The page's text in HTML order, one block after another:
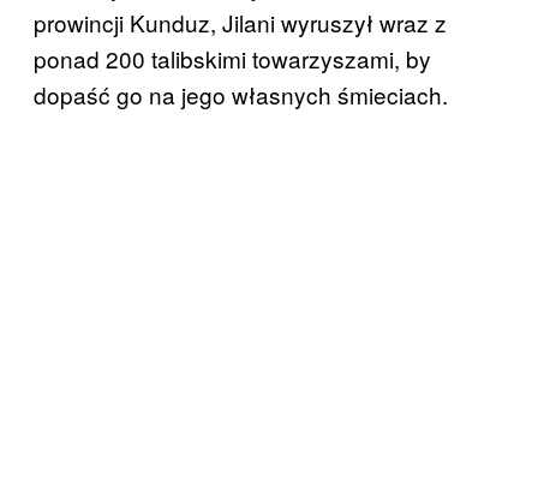
prowincji Kunduz, Jilani wyruszył wraz z
ponad 200 talibskimi towarzyszami, by
dopaść go na jego własnych śmieciach.